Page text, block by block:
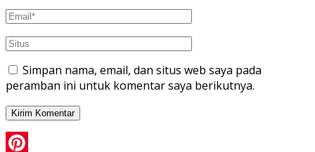
Simpan nama, email, dan situs web saya pada
peramban ini untuk komentar saya berikutnya.